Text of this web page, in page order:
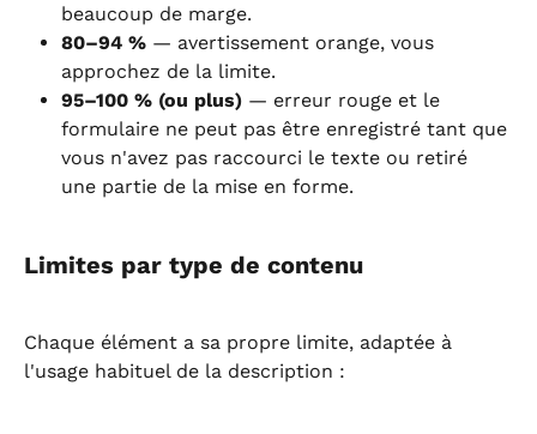
beaucoup de marge.
80–94 % — avertissement orange, vous
approchez de la limite.
95–100 % (ou plus) — erreur rouge et le
formulaire ne peut pas être enregistré tant que
vous n'avez pas raccourci le texte ou retiré
une partie de la mise en forme.
Limites par type de contenu
Chaque élément a sa propre limite, adaptée à
l'usage habituel de la description :